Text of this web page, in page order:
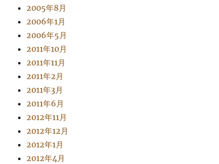
2005年8月
2006年1月
2006年5月
2011年10月
2011年11月
2011年2月
2011年3月
2011年6月
2012年11月
2012年12月
2012年1月
2012年4月